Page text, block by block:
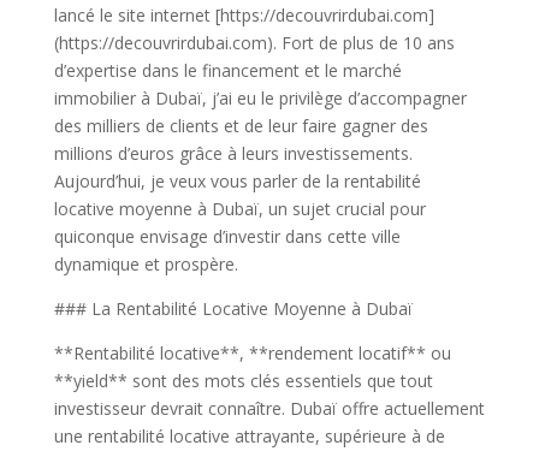
lancé le site internet [https://decouvrirdubai.com]
(https://decouvrirdubai.com). Fort de plus de 10 ans
d’expertise dans le financement et le marché
immobilier à Dubaï, j’ai eu le privilège d’accompagner
des milliers de clients et de leur faire gagner des
millions d’euros grâce à leurs investissements.
Aujourd’hui, je veux vous parler de la rentabilité
locative moyenne à Dubaï, un sujet crucial pour
quiconque envisage d’investir dans cette ville
dynamique et prospère.
### La Rentabilité Locative Moyenne à Dubaï
**Rentabilité locative**, **rendement locatif** ou
**yield** sont des mots clés essentiels que tout
investisseur devrait connaître. Dubaï offre actuellement
une rentabilité locative attrayante, supérieure à de